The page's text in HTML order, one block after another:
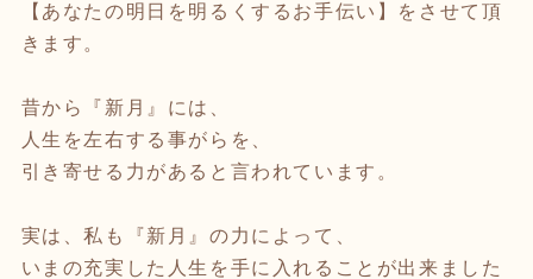
【あなたの明日を明るくするお手伝い】をさせて頂
きます。
昔から『新月』には、
人生を左右する事がらを、
引き寄せる力があると言われています。
実は、私も『新月』の力によって、
いまの充実した人生を手に入れることが出来ました